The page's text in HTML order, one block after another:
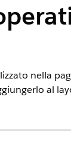
nella
al